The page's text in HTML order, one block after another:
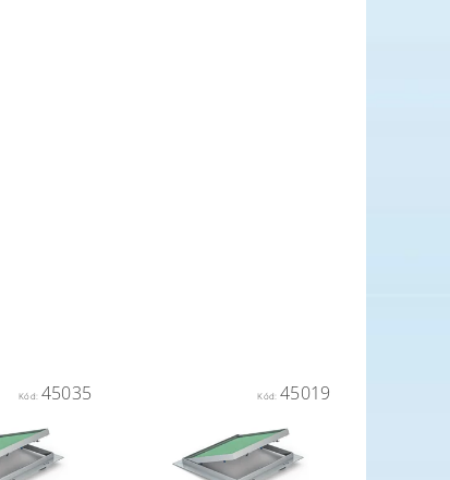
Kód: 45035 Kód:45019